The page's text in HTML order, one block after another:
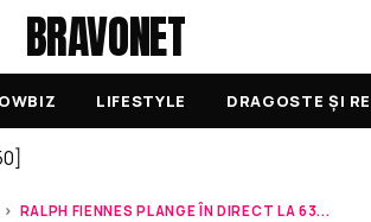
BRAVONET
LIFESTYLE DRAGOSTE ȘI
› RALPH FIENNES PLANGE ÎN DIRECT LA 63...